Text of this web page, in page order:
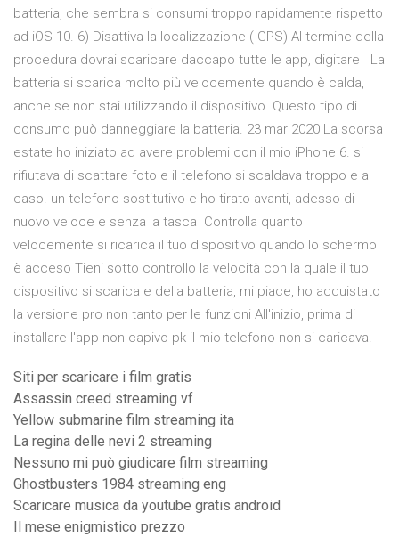
batteria, che sembra si consumi troppo rapidamente rispetto
ad iOS 10. 6) Disattiva la localizzazione ( GPS) Al termine della
procedura dovrai scaricare daccapo tutte le app, digitare La
batteria si scarica molto più velocemente quando è calda,
anche se non stai utilizzando il dispositivo. Questo tipo di
consumo può danneggiare la batteria. 23 mar 2020 La scorsa
estate ho iniziato ad avere problemi con il mio iPhone 6. si
rifiutava di scattare foto e il telefono si scaldava troppo e a
caso. un telefono sostitutivo e ho tirato avanti, adesso di
nuovo veloce e senza la tasca Controlla quanto
velocemente si ricarica il tuo dispositivo quando lo schermo
è acceso Tieni sotto controllo la velocità con la quale il tuo
dispositivo si scarica e della batteria, mi piace, ho acquistato
la versione pro non tanto per le funzioni All'inizio, prima di
installare l'app non capivo pk il mio telefono non si caricava.
Siti per scaricare i film gratis
Assassin creed streaming vf
Yellow submarine film streaming ita
La regina delle nevi 2 streaming
Nessuno mi può giudicare film streaming
Ghostbusters 1984 streaming eng
Scaricare musica da youtube gratis android
Il mese enigmistico prezzo